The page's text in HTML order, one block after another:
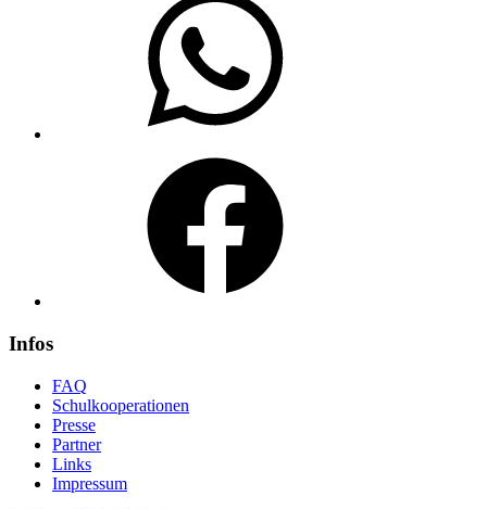
Infos
FAQ
Schulkooperationen
Presse
Partner
Links
Impressum